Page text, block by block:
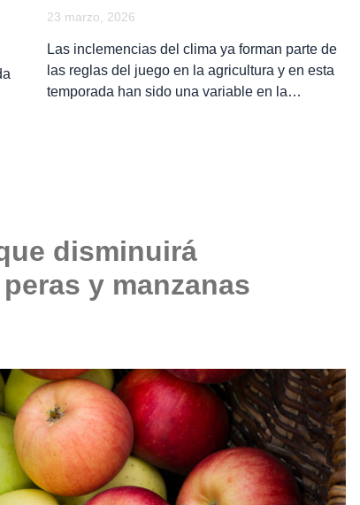
23 marzo, 2026
Las inclemencias del clima ya forman parte de
las reglas del juego en la agricultura y en esta
temporada han sido una variable en la…
disminuirá
y manzanas